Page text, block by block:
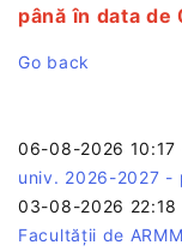
până în data
Go back
06-08-2026 10:17
univ. 2026-2027 -
03-08-2026 22:18
Facultății de ARMM